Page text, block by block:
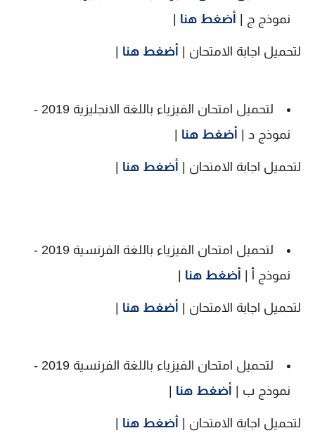
نموذج ج | أضغط هنا
لتحميل اجابة الامتحان | أضغط هنا
لتحميل امتحان الفيزياء باللغة الانجليزية 2019 -
نموذج د | أضغط هنا
لتحميل اجابة الامتحان | أضغط هنا
لتحميل امتحان الفيزياء باللغة الفرنسية 2019 -
نموذج أ | أضغط هنا
لتحميل اجابة الامتحان | أضغط هنا
لتحميل امتحان الفيزياء باللغة الفرنسية 2019 -
نموذج ب | أضغط هنا
لتحميل اجابة الامتحان | أضغط هنا